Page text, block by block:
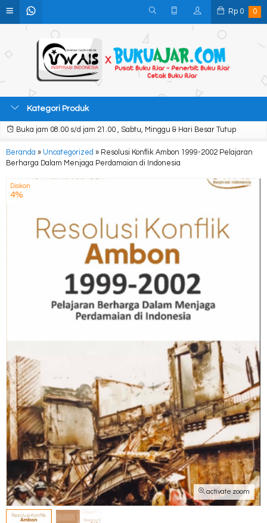
Rp 0 0
Kategori Produk
Buka jam 08.00 s/d jam 21.00 , Sabtu, Minggu & Hari Besar Tutup
Beranda » Uncategorized » Resolusi Konflik Ambon 1999-2002 Pelajaran
Berharga Dalam Menjaga Perdamaian di Indonesia
activate zoom
Diskon
4%